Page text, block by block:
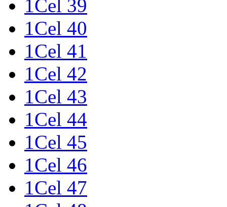
1Cel 39
1Cel 40
1Cel 41
1Cel 42
1Cel 43
1Cel 44
1Cel 45
1Cel 46
1Cel 47